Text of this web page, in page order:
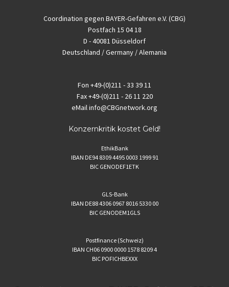
Coordination gegen BAYER-Gefahren e.V. (CBG)
Postfach 15 04 18
D - 40081 Düsseldorf
Deutschland / Germany / Alemania
Fon +49-(0)211 - 33 39 11
Fax+49-(0)211 - 26 11 220
eMailinfo@CBGnetwork.org
Konzernkritik kostet Geld!
EthikBank
IBAN DE94 8309 4495 0003 1999 91
BIC GENODEF1ETK
GLS-Bank
IBAN DE88 4306 0967 8016 5330 00
BIC GENODEM1GLS
Postfinance (Schweiz)
IBAN CH06 0900 0000 1578 8209 4
BIC POFICHBEXXX